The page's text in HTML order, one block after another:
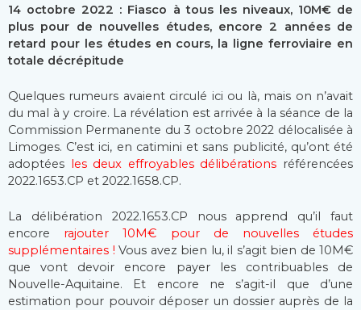
14 octobre 2022 : Fiasco à tous les niveaux, 10M€ de
plus pour de nouvelles études, encore 2 années de
retard pour les études en cours, la ligne ferroviaire en
totale décrépitude
Quelques rumeurs avaient circulé ici ou là, mais on n’avait
du mal à y croire. La révélation est arrivée à la séance de la
Commission Permanente du 3 octobre 2022 délocalisée à
Limoges. C’est ici, en catimini et sans publicité, qu’ont été
adoptées les deux effroyables délibérations référencées
2022.1653.CP et 2022.1658.CP.
La délibération 2022.1653.CP nous apprend qu’il faut
encore rajouter 10M€ pour de nouvelles études
supplémentaires ! Vous avez bien lu, il s’agit bien de 10M€
que vont devoir encore payer les contribuables de
Nouvelle-Aquitaine. Et encore ne s’agit-il que d’une
estimation pour pouvoir déposer un dossier auprès de la